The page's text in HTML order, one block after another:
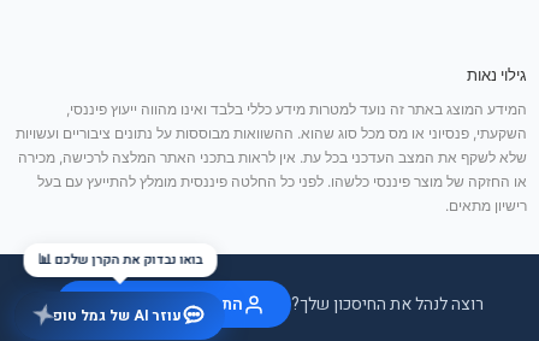
גילוי נאות
המידע המוצג באתר זה נועד למטרות מידע כללי בלבד ואינו מהווה ייעוץ פיננסי,
השקעתי, פנסיוני או מס מכל סוג שהוא. ההשוואות מבוססות על נתונים ציבוריים ועשויות
שלא לשקף את המצב העדכני בכל עת. אין לראות בתכני האתר המלצה לרכישה, מכירה
או החזקה של מוצר פיננסי כלשהו. לפני כל החלטה פיננסית מומלץ להתייעץ עם בעל
רישיון מתאים.
רוצה לנהל את החיסכון שלך? התחבר / הצטרף בחינם
עוזר AI של גמל טופ
בואו נבדוק את הקרן שלכם 📊